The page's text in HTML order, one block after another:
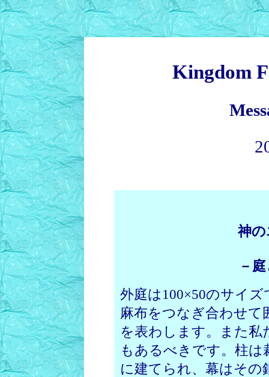
Kingdom
神
－
外庭は100×50のサイ
麻布をつなぎ合わせて
を表わします。また
もあるべきです。柱
に建てられ、幕はそ